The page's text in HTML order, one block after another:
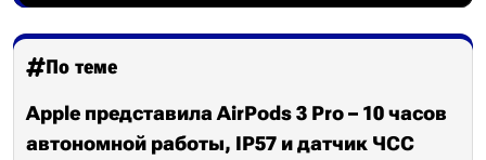
По теме
Apple представила AirPods 3 Pro – 10 часов
автономной работы, IP57 и датчик ЧСС